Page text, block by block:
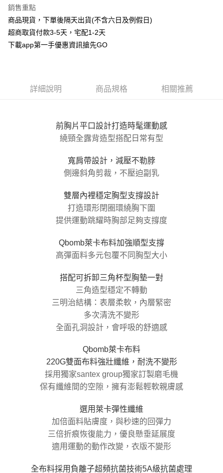
【關於「AFTEE先享後付」】
AFTEE先享後付是「在收到商品之後才付款」的支付方式。 讓您購物簡單
便利好安心！
１．簡單：不需註冊會員、不需綁卡、不需儲值。
２．便利：只要手機號碼，簡訊認證，即可結帳。
１．於結帳方式選擇「AFTEE先享後付」後，將跳轉至「AFTEE先享後付」
結帳頁面，進行簡訊認證並確認金額後，即可完成結帳。
ATM／網路銀行／等多元方式進行付款，方視為交易完成。
※ 請注意：結帳手續完成當下不需立刻繳費，但若您需要取消訂單，請聯絡
購買商品的店家。未經商家同意取消之訂單仍視為有效，需透過AFTEE先享
※ 交易是否成功請以「AFTEE先享後付 」之結帳頁面顯示為準，若有關於
是否繳費成功／繳費後需取消欲退款等相關疑問，請聯繫「AFTEE先享後付
https://netprotections.freshdesk.com/support/home
１．透過由恩沛科技股份有限公司提供之「AFTEE先享後付」服務完成之交
易，需依本服務之必要範圍內提供個人資料，並將交易相關給付款項請求債
權轉讓予恩沛科技股份有限公司。
https://aftee.tw/terms/#terms3
３．未成年的使用者請事先徵得法定代理人或監護人之同意方可使用
「AFTEE先享後付」，若未經同意申辦者引起之損失，本公司不負相關責
４．使用「AFTEE先享後付」時，將依據個別帳號之用戶狀況，依本公司即
時審查核予不同之上限額度；若仍有額度不足之情形，本公司將視審查結果
請求用戶進行身份認證。
５．嚴禁一人註冊多個帳號或使用他人資訊註冊。若發現惡意使用之情形，
ATM付款
運送方式
付款後全家取貨
每筆NT$100，滿NT$800(含以上)免運費
每筆NT$100，滿NT$800(含以上)免運費
每筆NT$100，滿NT$800(含以上)免運費
銷售重點
商品現貨，下單後隔天出貨(不含六日及例假日)
超商取貨付款3-5天，宅配1-2天
下載app第一手優惠資訊搶先GO
詳細說明 商品規格 相關推薦
前胸片平口設計打造時髦運動感
繞頸全露背造型搭配日常有型
寬肩帶設計，減壓不勒脖
側邊斜角剪裁，不壓迫副乳
雙層內裡穩定胸型支撐設計
打造環形閉圈環繞胸下圍
提供運動跳耀時胸部足夠支撐度
Qbomb萊卡布料加強順型支撐
高彈面料多元包覆不同胸型大小
搭配可拆卸三角杯型胸墊一對
三角造型穩定不轉動
三明治結構：表層柔軟，內層緊密
多次清洗不變形
全面孔洞設計，會呼吸的舒適感
Qbomb萊卡布料
220G雙面布料強壯纖維，耐洗不變形
採用獨家santex group獨家訂製磨毛機
保有纖維間的空隙，擁有澎鬆輕軟親膚感
選用萊卡彈性纖維
加倍面料貼膚度，與秒速的回彈力
三倍折痕恢復能力，優良懸垂延展度
適用運動的動作改變，衣版不變形
全布料採用負離子超頻抗菌技術5A級抗菌處理